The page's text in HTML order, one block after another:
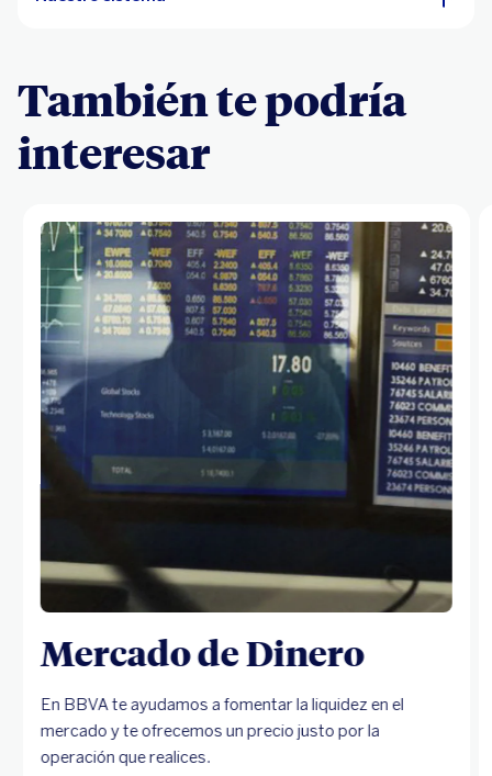
También te podría
interesar
Mercado de Dinero
En BBVA te ayudamos a fomentar la liquidez en el
mercado y te ofrecemos un precio justo por la
operación que realices.